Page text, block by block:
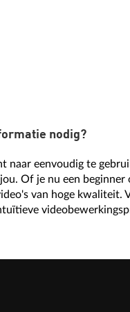
nodig?
naar eenvoudig te
Of je nu een
van hoge kwaliteit.